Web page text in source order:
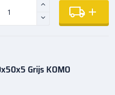
Grijs KOMO